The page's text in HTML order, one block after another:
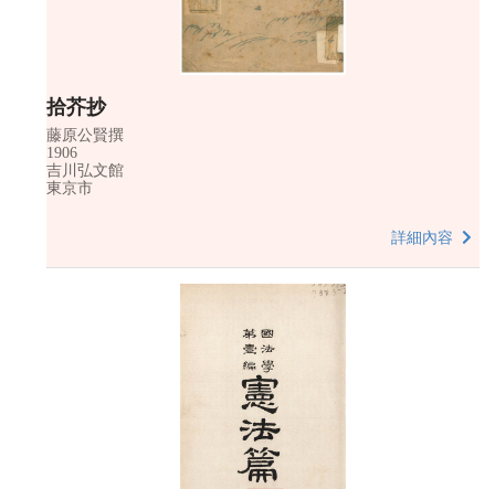
拾芥抄
藤原公賢撰
1906
吉川弘文館
東京市
詳細內容